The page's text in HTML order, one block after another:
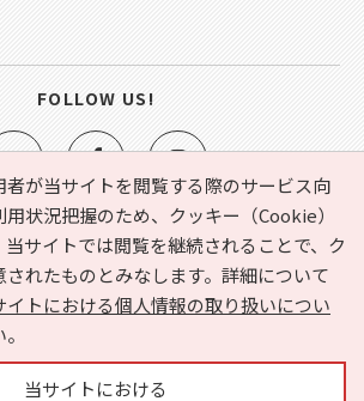
者が当サイトを閲覧する際のサービス向
用状況把握のため、クッキー（Cookie）
サイトでは閲覧を継続されることで、ク
されたものとみなします。詳細について
イトにおける個人情報の取り扱いについ
当サイトにおける
ビタ）とは？ お気に入り
ヘルプ
情報の取り扱いについて
運営会社
広告掲載に関するお問い合わせ
FOLLOW US!